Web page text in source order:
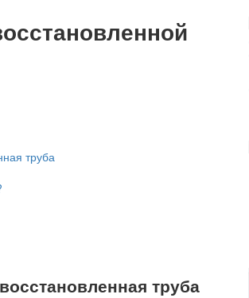
труба
труба